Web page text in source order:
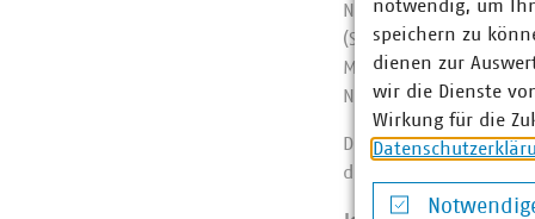
Nach einem
(StMWi) Ende
November
diese
Die
das Bewusstsein für
notwendig, um
speichern zu
dienen zur
wir die Dienste
Wirkung für die